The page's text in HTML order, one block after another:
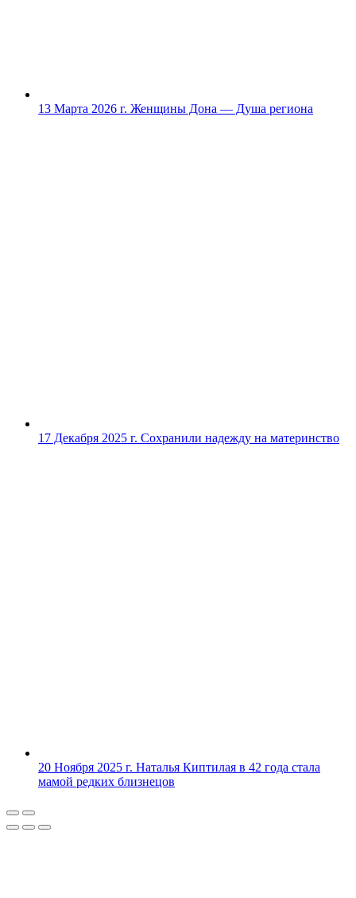
13 Марта 2026 г. Женщины Дона — Душа региона
17 Декабря 2025 г. Сохранили надежду на материнство
20 Ноября 2025 г. Наталья Киптилая в 42 года стала
мамой редких близнецов